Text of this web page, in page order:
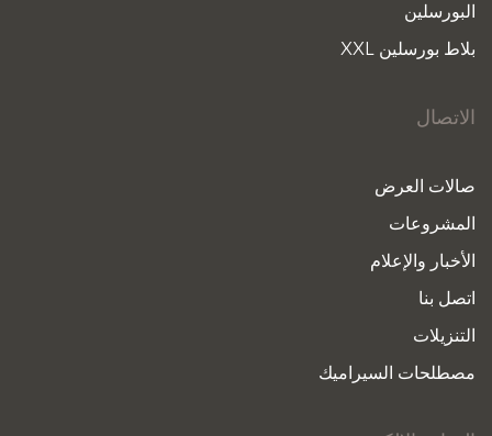
البورسلين
بلاط بورسلين XXL
الاتصال
صالات العرض
المشروعات
الأخبار والإعلام
اتصل بنا
التنزيلات
مصطلحات السيراميك